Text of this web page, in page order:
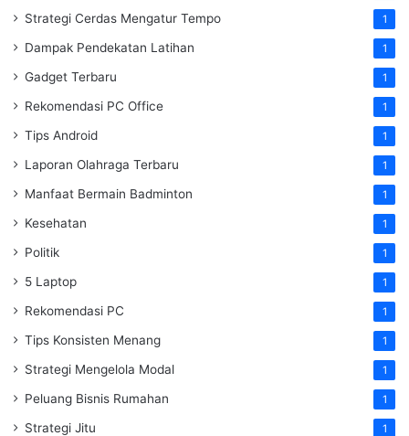
Strategi Cerdas Mengatur Tempo 1
Dampak Pendekatan Latihan 1
Gadget Terbaru 1
Rekomendasi PC Office 1
Tips Android 1
Laporan Olahraga Terbaru 1
Manfaat Bermain Badminton 1
Kesehatan 1
Politik 1
5 Laptop 1
Rekomendasi PC 1
Tips Konsisten Menang 1
Strategi Mengelola Modal 1
Peluang Bisnis Rumahan 1
Strategi Jitu 1